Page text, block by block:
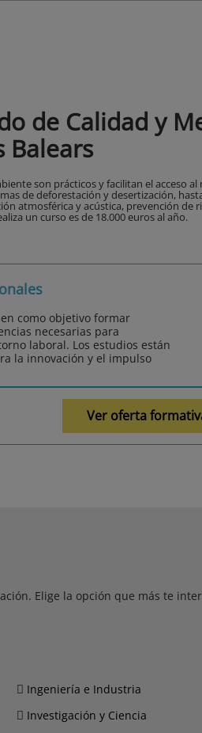
de Calidad y
Balears
son prácticos y facilitan el acceso al
de deforestación y desertización,
atmosférica y acústica, prevención de
un curso es de 18.000 euros al año.
como objetivo formar
necesarias para
laboral. Los estudios están
la innovación y el impulso
Ver oferta
Elige la opción que más te
Ingeniería e Industria
Investigación y Ciencia